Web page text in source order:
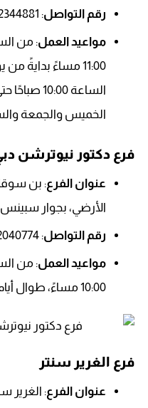
رقم التواصل: 97142344881+
مواعيد العمل
11:00 مساءً بدايةً
الخميس والجمعة
فرع دكتور نيوترشن
عنوان الفرع: بن
الأرضي، بجوار
رقم التواصل: 97142040774+
مواعيد العمل
10:00 مساءً، طوال أيام الأسبوع.
فرع الغرير سنتر
عنوان الفرع: الغرير